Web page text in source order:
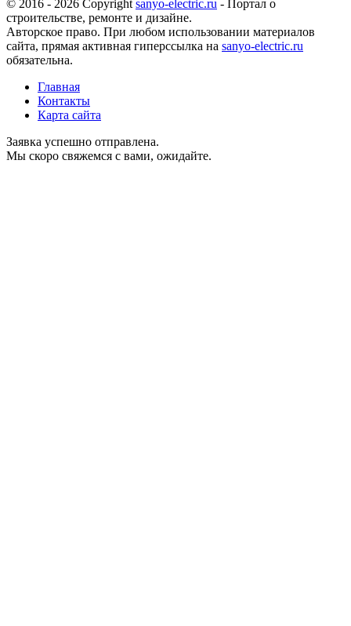
© 2016 - 2026 Copyright sanyo-electric.ru - Портал о
строительстве, ремонте и дизайне.
Авторское право. При любом использовании материалов
сайта, прямая активная гиперссылка на sanyo-electric.ru
обязательна.
Главная
Контакты
Карта сайта
Заявка успешно отправлена.
Мы скоро свяжемся с вами, ожидайте.